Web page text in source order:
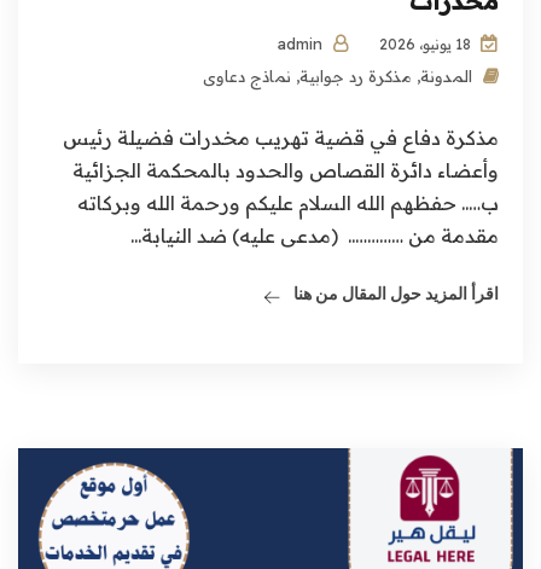
المدونة, مذكرة رد جوابية, نماذج دعاوى
مذكرة دفاع في قضية تهريب مخدرات فضيلة رئيس
وأعضاء دائرة القصاص والحدود بالمحكمة الجزائية
ب….. حفظهم الله السلام عليكم ورحمة الله وبركاته
مقدمة من ………….. (مدعى عليه) ضد النيابة...
اقرأ المزيد حول المقال من هنا